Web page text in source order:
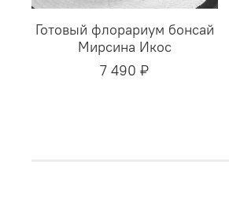
Готовый флорариум бонсай
Мирсина Икос
7 490 ₽